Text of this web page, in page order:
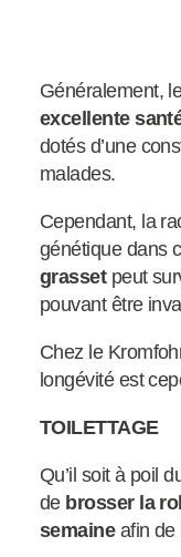
Généralement,
excellente
dotés d’une
malades.
Cependant, la
génétique dans
grassetpeut
pouvant être
Chez le
longévité est
TOILETTAGE
Qu’il soit à poil
de brosser la
semaineafin de